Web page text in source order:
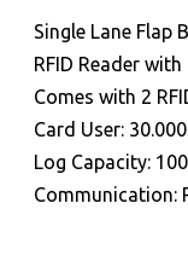
Single Lane Flap
RFID Reader
Comes with 2
Card User: 30.000
Log Capacity:
Communication: